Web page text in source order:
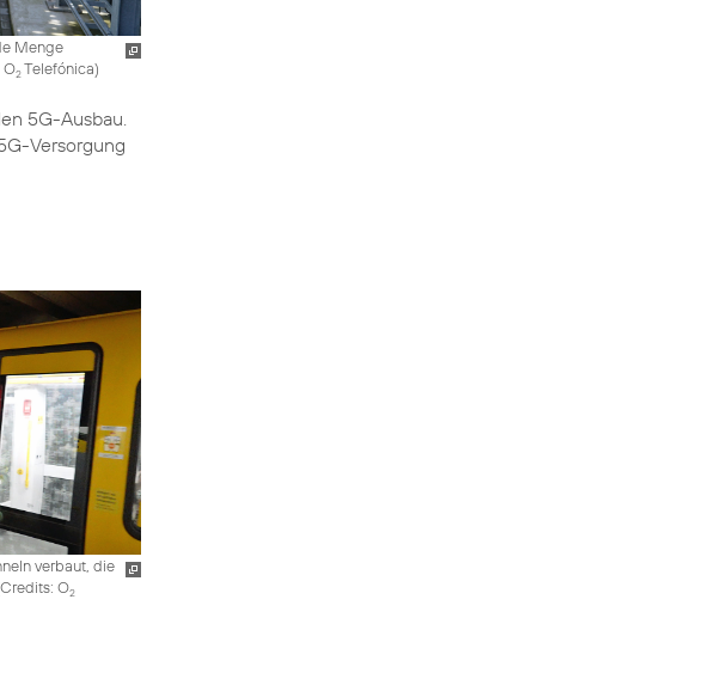
Menge
O2Telefónica)
5G-Ausbau.
Versorgung
verbaut, die
Credits: O2